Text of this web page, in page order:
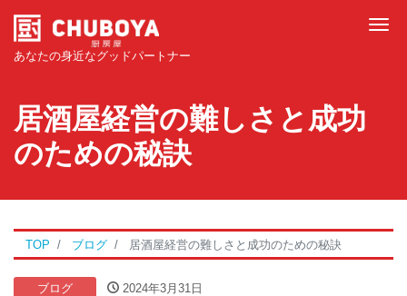
あなたの身近なグッドパートナー
居酒屋経営の難しさと成功
のための秘訣
TOP ブログ 居酒屋経営の難しさと成功のための秘訣
ブログ 2024年3月31日